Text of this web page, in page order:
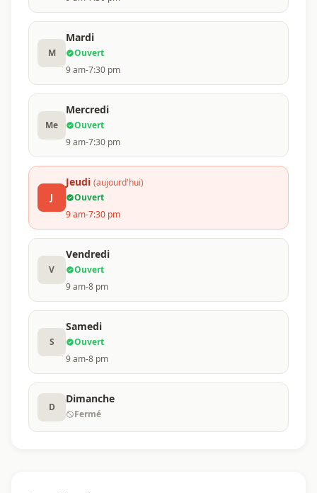
M
Mardi
Ouvert
9 am-7:30 pm
Me
Mercredi
Ouvert
9 am-7:30 pm
J
Jeudi (aujourd'hui)
Ouvert
9 am-7:30 pm
V
Vendredi
Ouvert
9 am-8 pm
S
Samedi
Ouvert
9 am-8 pm
D
Dimanche
Fermé